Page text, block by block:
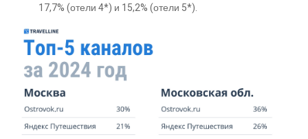
17,7% (отели 4*) и 15,2% (отели 5*).